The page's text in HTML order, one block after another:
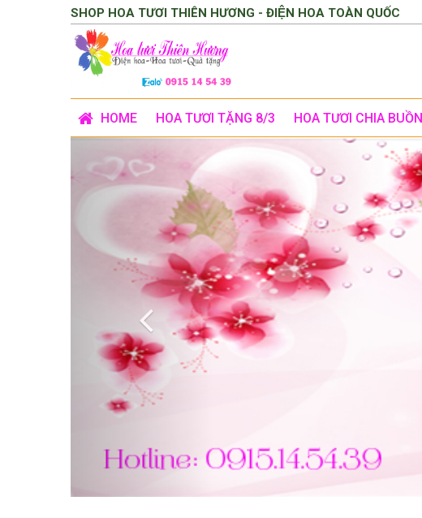
SHOP HOA TƯƠI THIÊN HƯƠNG - ĐIỆN HOA TOÀN QUỐC
HOME HOA TƯƠI TẶNG 8/3 HOA TƯƠI CHIA BUỒN
Previous